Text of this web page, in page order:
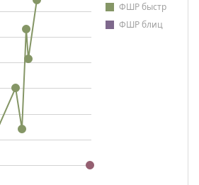
ФШР быстр
ФШР блиц